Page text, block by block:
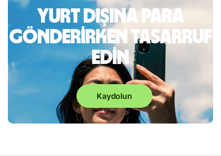
Yurt dışına para
gönderirken tasarruf
edin
Kaydolun